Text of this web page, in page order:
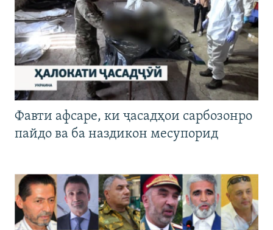
Фавти афсаре, ки ҷасадҳои сарбозонро
пайдо ва ба наздикон месупорид